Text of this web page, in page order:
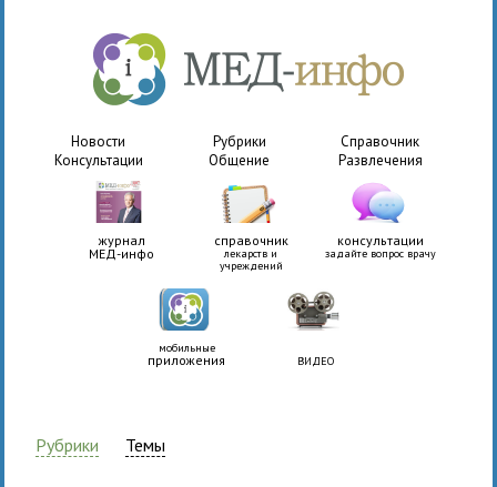
Новости Рубрики
Справочник
Консультации
Общение Развлечения
журнал
МЕД-инфо
справочник
лекарств и
учреждений
консультации
задайте вопрос врачу
мобильные
приложения ВИДЕО
Рубрики Темы